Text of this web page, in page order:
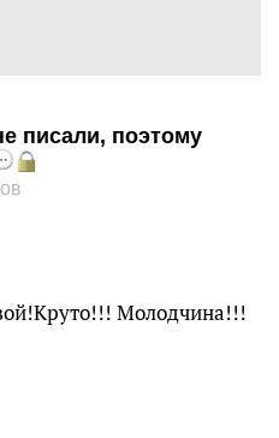
писали, поэтому
Молодчина!!!